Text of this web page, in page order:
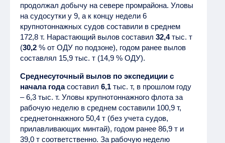
продолжал добычу на севере промрайона. Уловы
на судосутки у 9, а к концу недели 6
крупнотоннажных судов составили в среднем
172,8 т. Нарастающий вылов составил 32,4тыс. т
(30,2 % от ОДУ по подзоне), годом ранее вылов
составлял 15,9 тыс. т (14,9 % ОДУ).
Среднесуточный вылов по экспедиции с
начала годасоставил 6,1 тыс. т, в прошлом году
– 6,3 тыс. т. Уловы крупнотоннажного флота за
рабочую неделю в среднем составили 100,9 т,
среднетоннажного 50,4 т (без учета судов,
прилавливающих минтай), годом ранее 86,9 т и
39,0 т соответственно. За рабочую неделю